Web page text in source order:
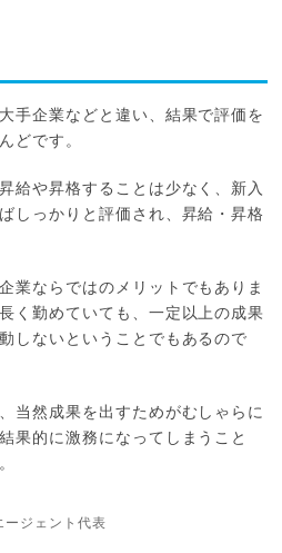
手企業などと違い、結果で評価を
どです。
給や昇格することは少なく、新入
しっかりと評価され、昇給・昇格
業ならではのメリットでもありま
く勤めていても、一定以上の成果
しないということでもあるので
当然成果を出すためがむしゃらに
果的に激務になってしまうこと
ージェント代表